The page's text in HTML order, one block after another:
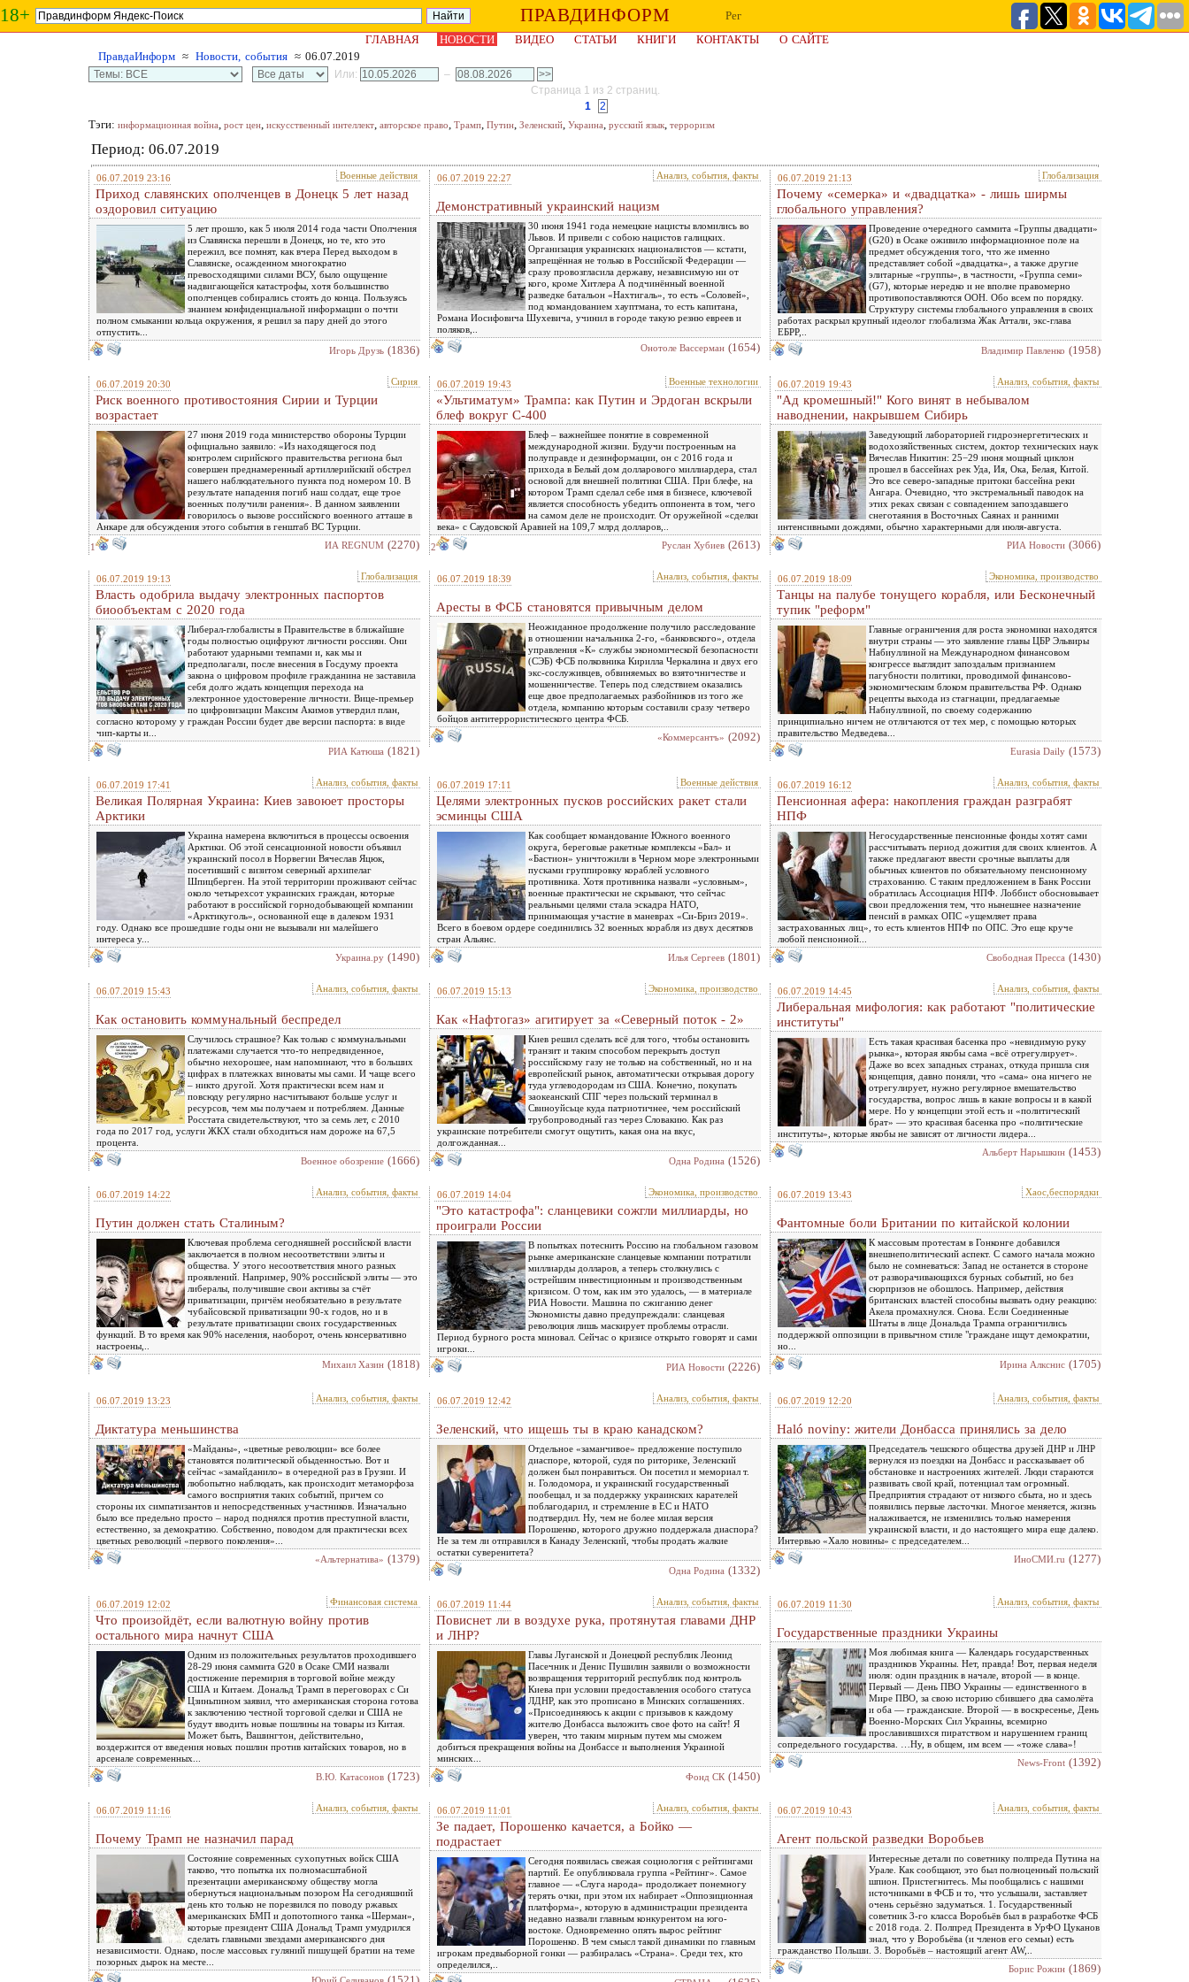
18+ ПРАВДИНФОРМ
Рег
ГЛАВНАЯ
НОВОСТИ ВИДЕО СТАТЬИ КНИГИ КОНТАКТЫ
О САЙТЕ
ПравдаИнформ ≈ Новости, события ≈ 06.07.2019
Или:
–
Страница 1 из 2 страниц.
1
2
Тэги: информационная война, рост цен, искусственный интеллект, авторское право, Трамп, Путин, Зеленский, Украина, русский язык, терроризм
Период: 06.07.2019
06.07.2019 23:16 Военные действия
Приход славянских ополченцев в Донецк 5 лет назад
оздоровил ситуацию
5 лет прошло, как 5 июля 2014 года части Ополчения
из Славянска перешли в Донецк, но те, кто это
пережил, все помнят, как вчера Перед выходом в
Славянске, осажденном многократно
превосходящими силами ВСУ, было ощущение
надвигающейся катастрофы, хотя большинство
ополченцев собирались стоять до конца. Пользуясь
знанием конфиденциальной информации о почти
полном смыкании кольца окружения, я решил за пару дней до этого
отпустить...
Игорь Друзь (1836)
06.07.2019 22:27 Анализ, события, факты
Демонстративный украинский нацизм
30 июня 1941 года немецкие нацисты вломились во
Львов. И привели с собою нацистов галицких.
Организация украинских националистов — кстати,
запрещённая не только в Российской Федерации —
сразу провозгласила державу, независимую ни от
кого, кроме Хитлера А подчинённый военной
разведке батальон «Нахтигаль», то есть «Соловей»,
под командованием хауптмана, то есть капитана,
Романа Иосифовича Шухевича, учинил в городе такую резню евреев и
поляков,..
Онотоле Вассерман (1654)
06.07.2019 21:13 Глобализация
Почему «семерка» и «двадцатка» - лишь ширмы
глобального управления?
Проведение очередного саммита «Группы двадцати»
(G20) в Осаке оживило информационное поле на
предмет обсуждения того, что же именно
представляет собой «двадцатка», а также другие
элитарные «группы», в частности, «Группа семи»
(G7), которые нередко и не вполне правомерно
противопоставляются ООН. Обо всем по порядку.
Структуру системы глобального управления в своих
работах раскрыл крупный идеолог глобализма Жак Аттали, экс-глава
ЕБРР,..
Владимир Павленко (1958)
06.07.2019 20:30 Сирия
Риск военного противостояния Сирии и Турции
возрастает
27 июня 2019 года министерство обороны Турции
официально заявило: «Из находящегося под
контролем сирийского правительства региона был
совершен преднамеренный артиллерийский обстрел
нашего наблюдательного пункта под номером 10. В
результате нападения погиб наш солдат, еще трое
военных получили ранения». В данном заявлении
говорилось о вызове российского военного атташе в
Анкаре для обсуждения этого события в генштаб ВС Турции.
1
ИА REGNUM (2270)
06.07.2019 19:43 Военные технологии
«Ультиматум» Трампа: как Путин и Эрдоган вскрыли
блеф вокруг С-400
Блеф – важнейшее понятие в современной
международной жизни. Будучи построенным на
полуправде и дезинформации, он с 2016 года и
прихода в Белый дом долларового миллиардера, стал
основой для внешней политики США. При блефе, на
котором Трамп сделал себе имя в бизнесе, ключевой
является способность убедить оппонента в том, чего
на самом деле не происходит. От оружейной «сделки
века» с Саудовской Аравией на 109,7 млрд долларов,..
2
Руслан Хубиев (2613)
06.07.2019 19:43 Анализ, события, факты
"Ад кромешный!" Кого винят в небывалом
наводнении, накрывшем Сибирь
Заведующий лабораторией гидроэнергетических и
водохозяйственных систем, доктор технических наук
Вячеслав Никитин: 25−29 июня мощный циклон
прошел в бассейнах рек Уда, Ия, Ока, Белая, Китой.
Это все северо-западные притоки бассейна реки
Ангара. Очевидно, что экстремальный паводок на
этих реках связан с совпадением запоздавшего
снеготаяния в Восточных Саянах и ранними
интенсивными дождями, обычно характерными для июля-августа.
РИА Новости (3066)
06.07.2019 19:13 Глобализация
Власть одобрила выдачу электронных паспортов
биообъектам с 2020 года
Либерал-глобалисты в Правительстве в ближайшие
годы полностью оцифруют личности россиян. Они
работают ударными темпами и, как мы и
предполагали, после внесения в Госдуму проекта
закона о цифровом профиле гражданина не заставила
себя долго ждать концепция перехода на
электронное удостоверение личности. Вице-премьер
по цифровизации Максим Акимов утвердил план,
согласно которому у граждан России будет две версии паспорта: в виде
чип-карты и...
РИА Катюша (1821)
06.07.2019 18:39 Анализ, события, факты
Аресты в ФСБ становятся привычным делом
Неожиданное продолжение получило расследование
в отношении начальника 2-го, «банковского», отдела
управления «К» службы экономической безопасности
(СЭБ) ФСБ полковника Кирилла Черкалина и двух его
экс-сослуживцев, обвиняемых во взяточничестве и
мошенничестве. Теперь под следствием оказались
еще двое предполагаемых разбойников из того же
отдела, компанию которым составили сразу четверо
бойцов антитеррористического центра ФСБ.
«Коммерсантъ» (2092)
06.07.2019 18:09 Экономика, производство
Танцы на палубе тонущего корабля, или Бесконечный
тупик "реформ"
Главные ограничения для роста экономики находятся
внутри страны — это заявление главы ЦБР Эльвиры
Набиуллиной на Международном финансовом
конгрессе выглядит запоздалым признанием
пагубности политики, проводимой финансово-
экономическим блоком правительства РФ. Однако
рецепты выхода из стагнации, предлагаемые
Набиуллиной, по своему содержанию
принципиально ничем не отличаются от тех мер, с помощью которых
правительство Медведева...
Eurasia Daily (1573)
06.07.2019 17:41 Анализ, события, факты
Великая Полярная Украина: Киев завоюет просторы
Арктики
Украина намерена включиться в процессы освоения
Арктики. Об этой сенсационной новости объявил
украинский посол в Норвегии Вячеслав Яцюк,
посетивший с визитом северный архипелаг
Шпицберген. На этой территории проживают сейчас
около четырехсот украинских граждан, которые
работают в российской горнодобывающей компании
«Арктикуголь», основанной еще в далеком 1931
году. Однако все прошедшие годы они не вызывали ни малейшего
интереса у...
Украина.ру (1490)
06.07.2019 17:11 Военные действия
Целями электронных пусков российских ракет стали
эсминцы США
Как сообщает командование Южного военного
округа, береговые ракетные комплексы «Бал» и
«Бастион» уничтожили в Черном море электронными
пусками группировку кораблей условного
противника. Хотя противника назвали «условным»,
военные практически не скрывают, что сейчас
реальными целями стала эскадра НАТО,
принимающая участие в маневрах «Си-Бриз 2019».
Всего в боевом ордере соединились 32 военных корабля из двух десятков
стран Альянс.
Илья Сергеев (1801)
06.07.2019 16:12 Анализ, события, факты
Пенсионная афера: накопления граждан разграбят
НПФ
Негосударственные пенсионные фонды хотят сами
рассчитывать период дожития для своих клиентов. А
также предлагают ввести срочные выплаты для
обычных клиентов по обязательному пенсионному
страхованию. С таким предложением в Банк России
обратилась Ассоциация НПФ. Лоббист обосновывает
свои предложения тем, что нынешнее назначение
пенсий в рамках ОПС «ущемляет права
застрахованных лиц», то есть клиентов НПФ по ОПС. Это еще круче
любой пенсионной...
Свободная Пресса (1430)
06.07.2019 15:43 Анализ, события, факты
Как остановить коммунальный беспредел
Случилось страшное? Как только с коммунальными
платежами случается что-то непредвиденное,
обычно нехорошее, нам напоминают, что в больших
цифрах в платежках виноваты мы сами. И чаще всего
– никто другой. Хотя практически всем нам и
повсюду регулярно насчитывают больше услуг и
ресурсов, чем мы получаем и потребляем. Данные
Росстата свидетельствуют, что за семь лет, с 2010
года по 2017 год, услуги ЖКХ стали обходиться нам дороже на 67,5
процента.
Военное обозрение (1666)
06.07.2019 15:13 Экономика, производство
Как «Нафтогаз» агитирует за «Северный поток - 2»
Киев решил сделать всё для того, чтобы остановить
транзит и таким способом перекрыть доступ
российскому газу не только на собственный, но и на
европейский рынок, автоматически открывая дорогу
туда углеводородам из США. Конечно, покупать
заокеанский СПГ через польский терминал в
Свиноуйсьце куда патриотичнее, чем российский
трубопроводный газ через Словакию. Как раз
украинские потребители смогут ощутить, какая она на вкус,
долгожданная...
Одна Родина (1526)
06.07.2019 14:45 Анализ, события, факты
Либеральная мифология: как работают "политические
институты"
Есть такая красивая басенка про «невидимую руку
рынка», которая якобы сама «всё отрегулирует».
Даже во всех западных странах, откуда пришла сия
концепция, давно поняли, что «сама» она ничего не
отрегулирует, нужно регулярное вмешательство
государства, вопрос лишь в какие вопросы и в какой
мере. Но у концепции этой есть и «политический
брат» — это красивая басенка про «политические
институты», которые якобы не зависят от личности лидера...
Альберт Нарышкин (1453)
06.07.2019 14:22 Анализ, события, факты
Путин должен стать Сталиным?
Ключевая проблема сегодняшней российской власти
заключается в полном несоответствии элиты и
общества. У этого несоответствия много разных
проявлений. Например, 90% российской элиты — это
либералы, получившие свои активы за счёт
приватизации, причём необязательно в результате
чубайсовской приватизации 90-х годов, но и в
результате приватизации своих государственных
функций. В то время как 90% населения, наоборот, очень консервативно
настроены,..
Михаил Хазин (1818)
06.07.2019 14:04 Экономика, производство
"Это катастрофа": сланцевики сожгли миллиарды, но
проиграли России
В попытках потеснить Россию на глобальном газовом
рынке американские сланцевые компании потратили
миллиарды долларов, а теперь столкнулись с
острейшим инвестиционным и производственным
кризисом. О том, как им это удалось, — в материале
РИА Новости. Машина по сжиганию денег
Экономисты давно предупреждали: сланцевая
революция лишь маскирует проблемы отрасли.
Период бурного роста миновал. Сейчас о кризисе открыто говорят и сами
игроки...
РИА Новости (2226)
06.07.2019 13:43 Хаос,беспорядки
Фантомные боли Британии по китайской колонии
К массовым протестам в Гонконге добавился
внешнеполитический аспект. С самого начала можно
было не сомневаться: Запад не останется в стороне
от разворачивающихся бурных событий, но без
сюрпризов не обошлось. Например, действия
британских властей способны вызвать одну реакцию:
Акела промахнулся. Снова. Если Соединенные
Штаты в лице Дональда Трампа ограничились
поддержкой оппозиции в привычном стиле "граждане ищут демократии,
но...
Ирина Алкснис (1705)
06.07.2019 13:23 Анализ, события, факты
Диктатура меньшинства
«Майданы», «цветные революции» все более
становятся политической обыденностью. Вот и
сейчас «замайданило» в очередной раз в Грузии. И
любопытно наблюдать, как происходит метаморфоза
самого восприятия таких событий, причем со
стороны их симпатизантов и непосредственных участников. Изначально
было все предельно просто – народ поднялся против преступной власти,
естественно, за демократию. Собственно, поводом для практически всех
цветных революций «первого поколения»...
«Альтернатива» (1379)
06.07.2019 12:42 Анализ, события, факты
Зеленский, что ищешь ты в краю канадском?
Отдельное «заманчивое» предложение поступило
диаспоре, которой, судя по риторике, Зеленский
должен был понравиться. Он посетил и мемориал т.
н. Голодомора, и украинский государственный
пообещал, и за поддержку украинских карателей
поблагодарил, и стремление в ЕС и НАТО
подтвердил. Ну, чем не более милая версия
Порошенко, которого дружно поддержала диаспора?
Не за тем ли отправился в Канаду Зеленский, чтобы продать жалкие
остатки суверенитета?
Одна Родина (1332)
06.07.2019 12:20 Анализ, события, факты
Haló noviny: жители Донбасса принялись за дело
Председатель чешского общества друзей ДНР и ЛНР
вернулся из поездки на Донбасс и рассказывает об
обстановке и настроениях жителей. Люди стараются
развивать свой край, потенциал там огромный.
Предприятия страдают от низкого сбыта, но и здесь
появились первые ласточки. Многое меняется, жизнь
налаживается, не изменились только намерения
украинской власти, и до настоящего мира еще далеко.
Интервью «Хало новины» с председателем...
ИноСМИ.ru (1277)
06.07.2019 12:02 Финансовая система
Что произойдёт, если валютную войну против
остального мира начнут США
Одним из положительных результатов проходившего
28-29 июня саммита G20 в Осаке СМИ назвали
достижение перемирия в торговой войне между
США и Китаем. Дональд Трамп в переговорах с Си
Цзиньпином заявил, что американская сторона готова
к заключению честной торговой сделки и США не
будут вводить новые пошлины на товары из Китая.
Может быть, Вашингтон, действительно,
воздержится от введения новых пошлин против китайских товаров, но в
арсенале современных...
В.Ю. Катасонов (1723)
06.07.2019 11:44 Анализ, события, факты
Повиснет ли в воздухе рука, протянутая главами ДНР
и ЛНР?
Главы Луганской и Донецкой республик Леонид
Пасечник и Денис Пушилин заявили о возможности
возвращения территорий республик под контроль
Киева при условии предоставления особого статуса
ЛДНР, как это прописано в Минских соглашениях.
«Присоединяюсь к акции с призывов к каждому
жителю Донбасса выложить свое фото на сайт! Я
уверен, что таким мирным путем мы сможем
добиться прекращения войны на Донбассе и выполнения Украиной
минских...
Фонд СК (1450)
06.07.2019 11:30 Анализ, события, факты
Государственные праздники Украины
Моя любимая книга — Календарь государственных
праздников Украины. Нет, правда! Вот, первая неделя
июля: один праздник в начале, второй — в конце.
Первый — День ПВО Украины — единственного в
Мире ПВО, за свою историю сбившего два самолёта
и оба — гражданские. Второй — в воскресенье, День
Военно-Морских Сил Украины, всемирно
прославившихся пиратством и нарушением границ
сопредельного государства. …Ну, в общем, им всем — «тоже слава»!
News-Front (1392)
06.07.2019 11:16 Анализ, события, факты
Почему Трамп не назначил парад
Состояние современных сухопутных войск США
таково, что попытка их полномасштабной
презентации американскому обществу могла
обернуться национальным позором На сегодняшний
день кто только не порезвился по поводу ржавых
американских БМП и допотопного танка «Шерман»,
которые президент США Дональд Трамп умудрился
сделать главными звездами американского дня
независимости. Однако, после массовых гуляний пишущей братии на теме
позорных дырок на месте...
06.07.2019 11:01 Анализ, события, факты
Зе падает, Порошенко качается, а Бойко —
подрастает
Сегодня появилась свежая социология с рейтингами
партий. Ее опубликовала группа «Рейтинг». Самое
главное — «Слуга народа» продолжает понемногу
терять очки, при этом их набирает «Оппозиционная
платформа», которую в администрации президента
недавно назвали главным конкурентом на юго-
востоке. Одновременно опять вырос рейтинг
Порошенко. В чем смысл такой динамики по главным
игрокам предвыборной гонки — разбиралась «Страна». Среди тех, кто
определился,..
06.07.2019 10:43 Анализ, события, факты
Агент польской разведки Воробьев
Интересные детали по советнику полпреда Путина на
Урале. Как сообщают, это был полноценный польский
шпион. Пристегнитесь. Мы пообщались с нашими
источниками в ФСБ и то, что услышали, заставляет
очень серьёзно задуматься. 1. Государственный
советник 3-го класса Воробьёв был в разработке ФСБ
с 2018 года. 2. Полпред Президента в УрФО Цуканов
знал, что у Воробьёва (и членов его семьи) есть
гражданство Польши. 3. Воробьёв – настоящий агент AW,..
Борис Рожин (1869)